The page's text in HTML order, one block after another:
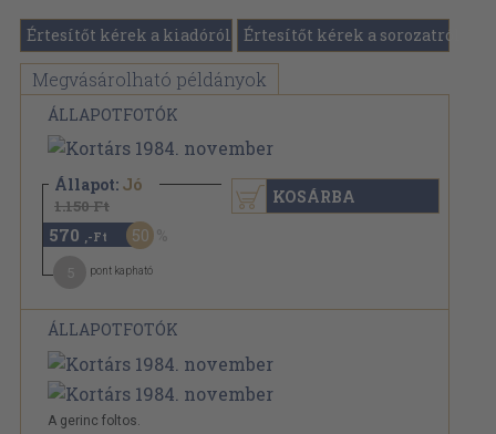
Értesítőt kérek a kiadóról Értesítőt kérek a sorozatról
Megvásárolható példányok
ÁLLAPOTFOTÓK
Állapot: Jó
1.150 Ft
570 ,-Ft 50
pont kapható
KOSÁRBA
ÁLLAPOTFOTÓK
A gerinc foltos.